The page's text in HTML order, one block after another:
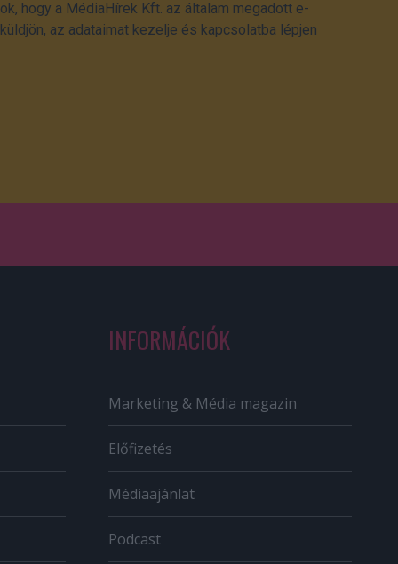
hogy a MédiaHírek Kft. az általam megadott e-
az adataimat kezelje és kapcsolatba lépjen
INFORMÁCIÓK
Marketing & Média magazin
Előfizetés
Médiaajánlat
Podcast